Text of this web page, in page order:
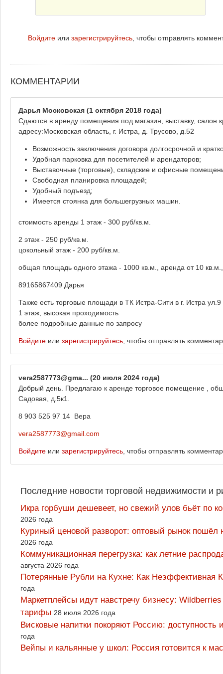
Войдите или зарегистрируйтесь, чтобы отправлять
КОММЕНТАРИИ
Дарья Московская (1 октября 2018 года)
Сдаются в аренду помещения под магазин, выставку,
адресу:Московская область, г. Истра, д. Трусово, д.52
Возможность заключения договора долгосрочной и
Удобная парковка для посетителей и арендаторов;
Выставочные (торговые), складские и офисные
Свободная планировка площадей;
Удобный подъезд;
Имеется стоянка для большегрузных машин.
стоимость аренды 1 этаж - 300 руб/кв.м.
2 этаж - 250 руб/кв.м.
цокольный этаж - 200 руб/кв.м.
общая площадь одного этажа - 1000 кв.м., аренда от 10
89165867409 Дарья
Также есть торговые площади в ТК Истра-Сити в г. Истра
1 этаж, высокая проходимость
более подробные данные по запросу
Войдите или зарегистрируйтесь , чтобы отправлять
vera2587773@gma... (20 июля 2024 года)
Добрый день. Предлагаю к аренде торговое помещение ,
Садовая, д.5к1.
8 903 525 97 14 Вера
vera2587773@gmail.com
Войдите или зарегистрируйтесь , чтобы отправлять
Последние новости торговой недвижимости и
Икра горбуши дешевеет, но свежий улов бьёт по
2026 года
Куриный ценовой разворот: оптовый рынок
2026 года
Коммуникационная перегрузка: как летние
августа 2026 года
Потерянные Рубли на Кухне: Как
года
Маркетплейсы идут навстречу бизнесу:
тарифы 28 июля 2026 года
Висковые напитки покоряют Россию:
года
Вейпы и кальянные у школ: Россия готовится к